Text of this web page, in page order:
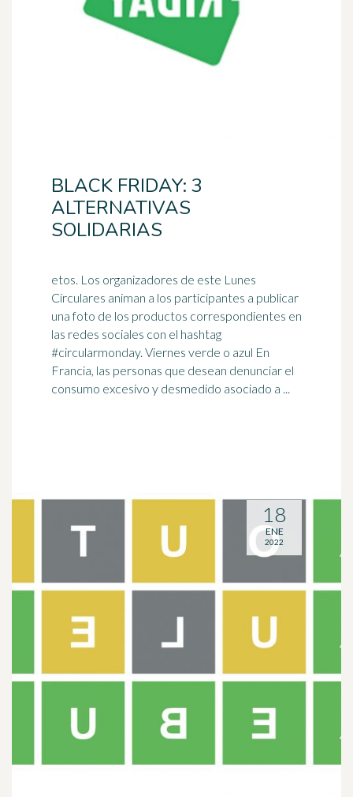
BLACK FRIDAY: 3
ALTERNATIVAS
SOLIDARIAS
etos. Los organizadores de este Lunes
Circulares animan a los participantes a publicar
una foto de los productos correspondientes en
las redes sociales con el hashtag
#circularmonday. Viernes verde o azul En
Francia, las personas que desean denunciar el
consumo excesivo y desmedido asociado a ...
18
ENE
2022